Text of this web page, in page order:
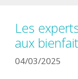
Les
aux
04/03/2025